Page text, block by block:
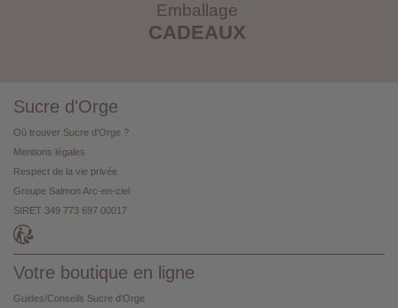
Emballage
CADEAUX
Sucre d'Orge
Où trouver Sucre d'Orge ?
Mentions légales
Respect de la vie privée
Groupe Salmon Arc-en-ciel
SIRET 349 773 697 00017
Votre boutique en ligne
Guides/Conseils Sucre d'Orge